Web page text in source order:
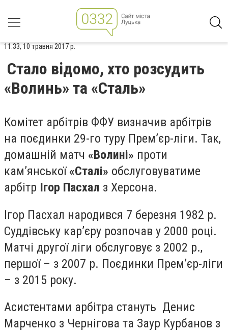
11:33, 10 травня 2017 р.
Стало відомо, хто розсудить
«Волинь» та «Сталь»
Комітет арбітрів ФФУ визначив арбітрів
на поєдинки 29-го туру Прем’єр-ліги. Так,
домашній матч «Волині» проти
кам’янської «Сталі» обслуговуватиме
арбітр Ігор Пасхал з Херсона.
Ігор Пасхал народився 7 березня 1982 р.
Суддівську кар’єру розпочав у 2000 році.
Матчі другої ліги обслуговує з 2002 р.,
першої – з 2007 р. Поєдинки Прем’єр-ліги
– з 2015 року.
Асистентами арбітра стануть Денис
Марченко з Чернігова та Заур Курбанов з